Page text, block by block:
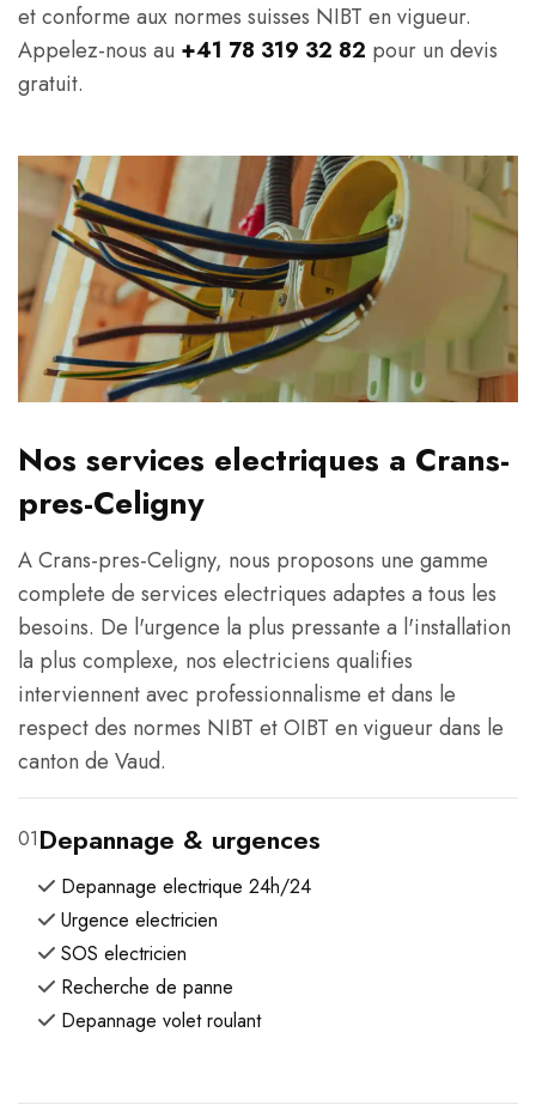
et conforme aux normes suisses NIBT en vigueur.
Appelez-nous au +41 78 319 32 82 pour un devis
gratuit.
Nos services electriques a Crans-
pres-Celigny
A Crans-pres-Celigny, nous proposons une gamme
complete de services electriques adaptes a tous les
besoins. De l'urgence la plus pressante a l'installation
la plus complexe, nos electriciens qualifies
interviennent avec professionnalisme et dans le
respect des normes NIBT et OIBT en vigueur dans le
canton de Vaud.
01Depannage & urgences
Depannage electrique 24h/24
Urgence electricien
SOS electricien
Recherche de panne
Depannage volet roulant